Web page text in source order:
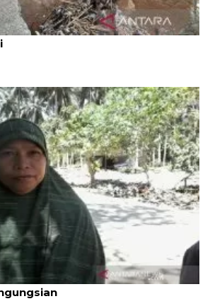
akses jalan di Bogor selesai
Kabupaten Sigi sambut